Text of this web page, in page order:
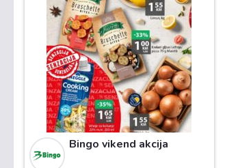
Bingo vikend akcija